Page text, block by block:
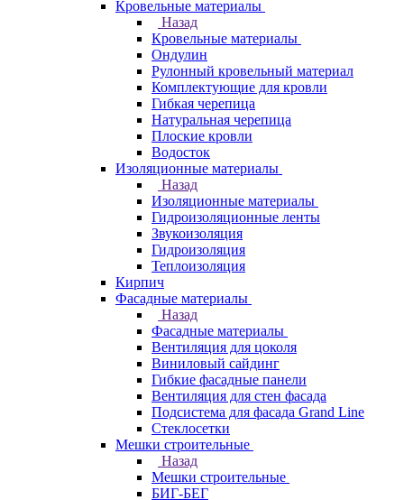
Кровельные материалы
Назад
Кровельные материалы
Ондулин
Рулонный кровельный материал
Комплектующие для кровли
Гибкая черепица
Натуральная черепица
Плоские кровли
Водосток
Изоляционные материалы
Назад
Изоляционные материалы
Гидроизоляционные ленты
Звукоизоляция
Гидроизоляция
Теплоизоляция
Кирпич
Фасадные материалы
Назад
Фасадные материалы
Вентиляция для цоколя
Виниловый сайдинг
Гибкие фасадные панели
Вентиляция для стен фасада
Подсистема для фасада Grand Line
Стеклосетки
Мешки строительные
Назад
Мешки строительные
БИГ-БЕГ